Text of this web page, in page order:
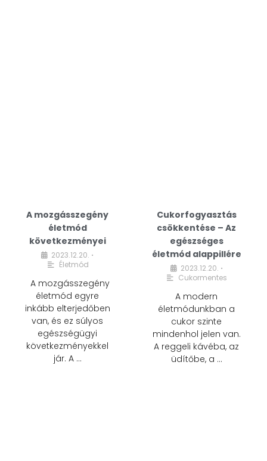
A mozgásszegény
életmód
következményei
2023.12.20. •
Életmód
A mozgásszegény
életmód egyre
inkább elterjedőben
van, és ez súlyos
egészségügyi
következményekkel
jár. A …
Cukorfogyasztás
csökkentése – Az
egészséges
életmód alappillére
2023.12.20. •
Cukormentes
A modern
életmódunkban a
cukor szinte
mindenhol jelen van.
A reggeli kávéba, az
üdítőbe, a …